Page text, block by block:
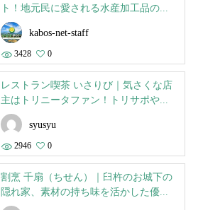
ト！地元民に愛される水産加工品の...
kabos-net-staff
3428 0
レストラン喫茶 いさりび｜気さくな店
主はトリニータファン！トリサポや...
syusyu
2946 0
割烹 千扇（ちせん）｜臼杵のお城下の
隠れ家、素材の持ち味を活かした優...